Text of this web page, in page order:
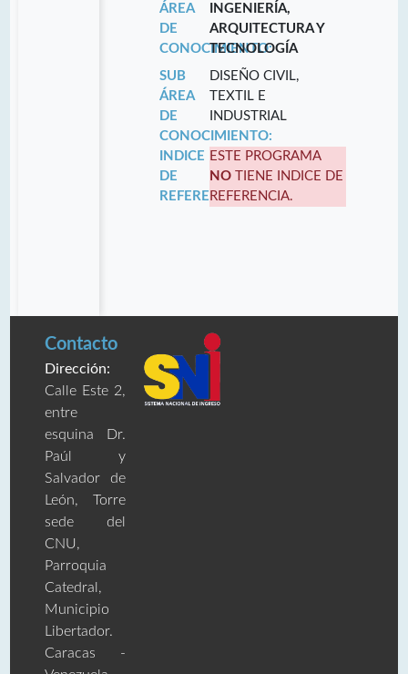
ÁREA
DE
CONOCIMIENTO:
INGENIERÍA,
ARQUITECTURA Y
TECNOLOGÍA
SUB
ÁREA
DE
CONOCIMIENTO:
DISEÑO CIVIL,
TEXTIL E
INDUSTRIAL
INDICE
DE
REFERENCIA:
ESTE PROGRAMA
NO TIENE INDICE DE
REFERENCIA.
Contacto
Dirección:
Calle Este 2,
entre
esquina Dr.
Paúl y
Salvador de
León, Torre
sede del
CNU,
Parroquia
Catedral,
Municipio
Libertador.
Caracas -